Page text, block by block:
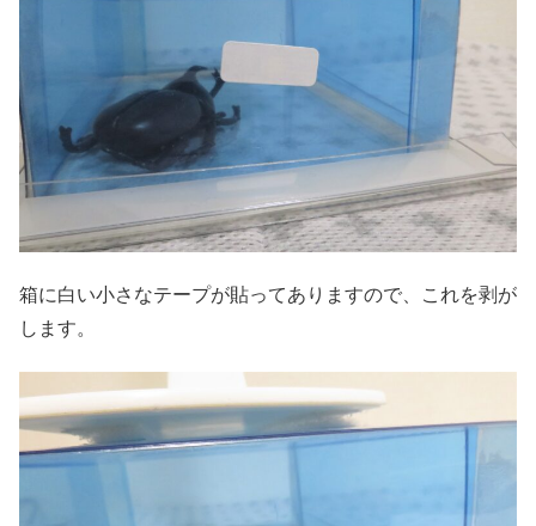
箱に白い小さなテープが貼ってありますので、これを剥が
します。